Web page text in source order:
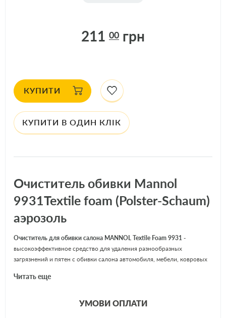
211 00 грн
КУПИТИ
КУПИТИ В ОДИН КЛІК
Очиститель обивки Mannol
9931Textile foam (Polster-Schaum)
аэрозоль
Очиститель для обивки салона MANNOL Textile Foam 9931-
высокоэффективное средство для удаления разнообразных
загрязнений и пятен с обивки салона автомобиля, мебели, ковровых
Характеристики Mannol 9931Textile
Читать еще
УМОВИ ОПЛАТИ